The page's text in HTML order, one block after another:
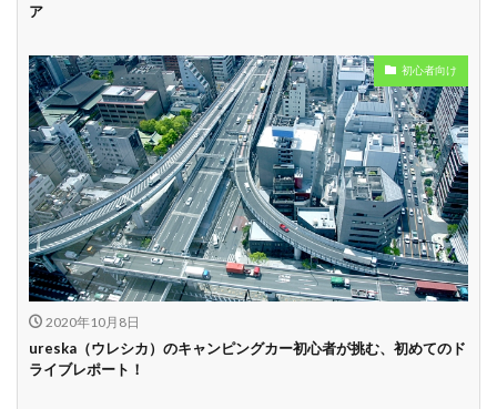
ア
初心者向け
2020年10月8日
ureska（ウレシカ）のキャンピングカー初心者が挑む、初めてのド
ライブレポート！